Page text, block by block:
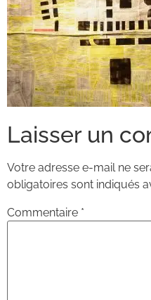
Laisser un
Votre adresse e-mail ne
obligatoires sont indiqués
Commentaire *